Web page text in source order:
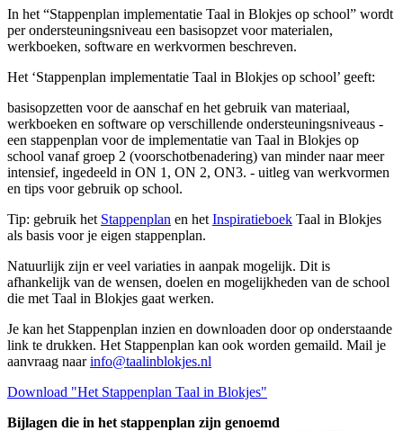
In het “Stappenplan implementatie Taal in Blokjes op school” wordt
per ondersteuningsniveau een basisopzet voor materialen,
werkboeken, software en werkvormen beschreven.
Het ‘Stappenplan implementatie Taal in Blokjes op school’ geeft:
basisopzetten voor de aanschaf en het gebruik van materiaal,
werkboeken en software op verschillende ondersteuningsniveaus -
een stappenplan voor de implementatie van Taal in Blokjes op
school vanaf groep 2 (voorschotbenadering) van minder naar meer
intensief, ingedeeld in ON 1, ON 2, ON3. - uitleg van werkvormen
en tips voor gebruik op school.
Tip: gebruik het Stappenplan en het Inspiratieboek Taal in Blokjes
als basis voor je eigen stappenplan.
Natuurlijk zijn er veel variaties in aanpak mogelijk. Dit is
afhankelijk van de wensen, doelen en mogelijkheden van de school
die met Taal in Blokjes gaat werken.
Je kan het Stappenplan inzien en downloaden door op onderstaande
link te drukken. Het Stappenplan kan ook worden gemaild. Mail je
aanvraag naarinfo@taalinblokjes.nl
Download "Het Stappenplan Taal in Blokjes"
Bijlagen die in het stappenplan zijn genoemd